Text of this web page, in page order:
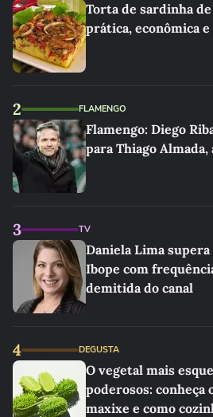
Torta de sardinha
prática, econômica
2 FLAMENGO
Flamengo: Diego
para Thiago Almada,
3 TV
Daniela Lima supera
Ibope com
demitida do canal
4 DEGUSTA
O vegetal mais
poderosos: conheça
maxixe e como